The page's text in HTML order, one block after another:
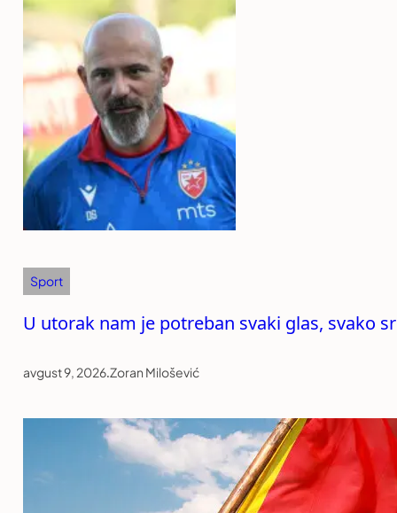
Sport
U utorak nam je potreban svaki glas, svako
avgust 9, 2026.Zoran Milošević